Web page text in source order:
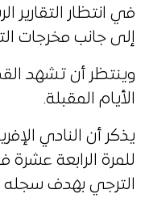
في انتظار التقارير
إلى جانب مخرجات
وينتظر أن تشهد
الأيام المقبلة.
يذكر أن النادي
للمرة الرابعة